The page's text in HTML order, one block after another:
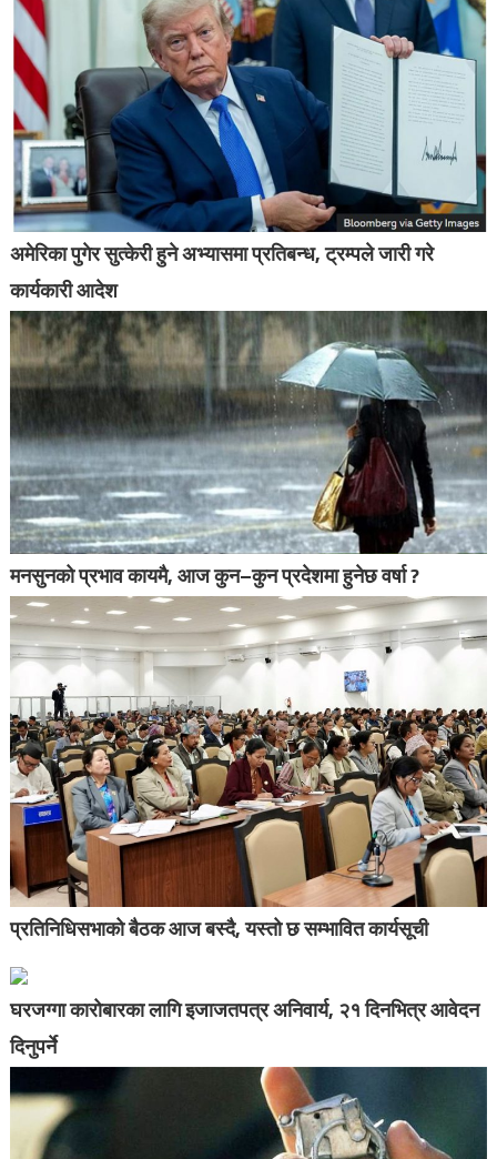
अमेरिका पुगेर सुत्केरी हुने अभ्यासमा प्रतिबन्ध, ट्रम्पले जारी गरे
कार्यकारी आदेश
मनसुनको प्रभाव कायमै, आज कुन–कुन प्रदेशमा हुनेछ वर्षा ?
प्रतिनिधिसभाको बैठक आज बस्दै, यस्तो छ सम्भावित कार्यसूची
घरजग्गा कारोबारका लागि इजाजतपत्र अनिवार्य, २१ दिनभित्र आवेदन
दिनुपर्ने